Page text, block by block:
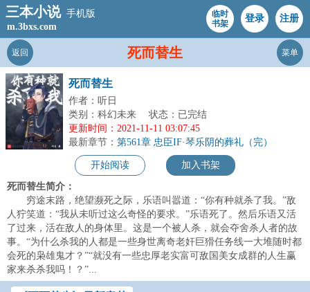
三本小说 手机版
m.3bxs.com
临时
书架
登录 注册
死而替生
返回 菜单
死而替生
作者：听日
类别：科幻未来
状态：已完结
更新时间：2021-11-11 03:07:45
最新章节： 第561章 忠臣IF·琴乐阴的葬礼（完）
开始阅读 加入书架
死而替生简介：
穷途末路，绝望濒死之际，乐语叫嚣道：“你有种就杀了我。”敌
人狞笑道：“我从未听过这么奇怪的要求。”乐语死了。然后乐语又活
了过来，活在敌人的身体里。这是一个被人杀，就会夺舍杀人者的故
事。“为什么杀我的人都是一些身世离奇老奸巨猾任务线一大堆随时都
会死的枭雄鬼才？”“就没有一些忠厚老实富可敌国美女成群的人生赢
家来杀杀我吗！？”...